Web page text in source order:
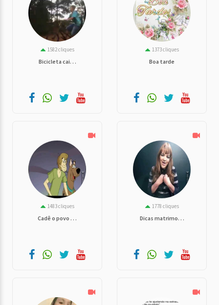
1582 cliques
Bicicleta cai. . .
1373 cliques
Boa tarde
1483 cliques
Cadê o povo . . .
1778 cliques
Dicas matrimo. . .